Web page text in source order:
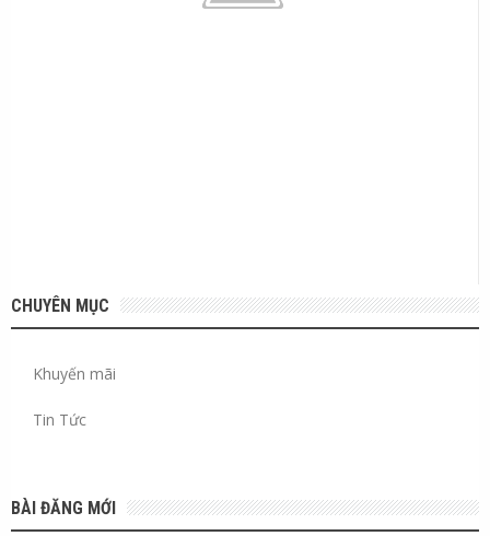
CHUYÊN MỤC
Khuyến mãi
Tin Tức
BÀI ĐĂNG MỚI